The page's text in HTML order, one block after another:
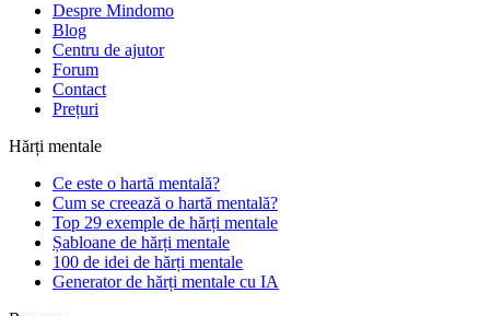
Despre Mindomo
Blog
Centru de ajutor
Forum
Contact
Prețuri
Hărți mentale
Ce este o hartă mentală?
Cum se creează o hartă mentală?
Top 29 exemple de hărți mentale
Șabloane de hărți mentale
100 de idei de hărți mentale
Generator de hărți mentale cu IA